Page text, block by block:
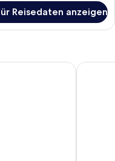
Reisedaten anzeigen
The